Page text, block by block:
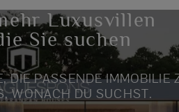
Luxusvillen
Sie suchen
DIE PASSENDE IMMOBILIE
WONACH DU SUCHST.